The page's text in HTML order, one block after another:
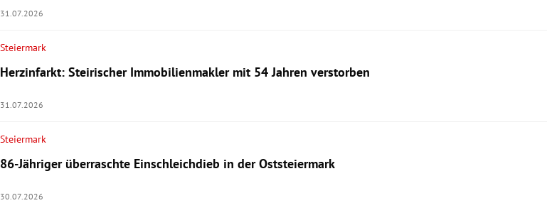
31.07.2026
Steiermark
Herzinfarkt: Steirischer Immobilienmakler mit 54 Jahren verstorben
31.07.2026
Steiermark
86-Jähriger überraschte Einschleichdieb in der Oststeiermark
30.07.2026